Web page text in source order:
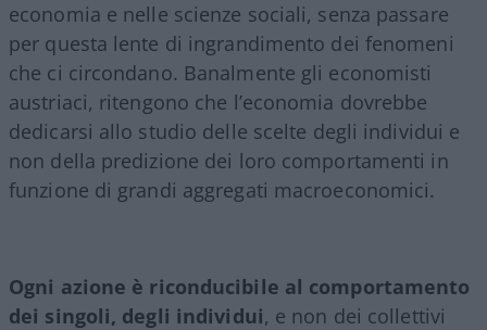
economia e nelle scienze sociali, senza passare
per questa lente di ingrandimento dei fenomeni
che ci circondano. Banalmente gli economisti
austriaci, ritengono che l’economia dovrebbe
dedicarsi allo studio delle scelte degli individui e
non della predizione dei loro comportamenti in
funzione di grandi aggregati macroeconomici.
Ogni azione è riconducibile al comportamento
dei singoli, degli individui, e non dei collettivi